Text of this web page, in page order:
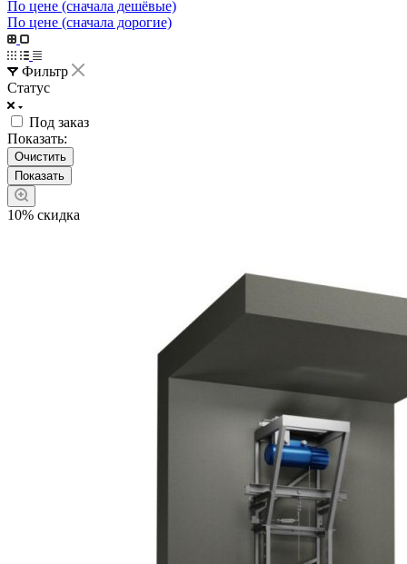
По цене (сначала дешёвые)
По цене (сначала дорогие)
Фильтр
Статус
Под заказ
Показать:
Очистить
10% скидка